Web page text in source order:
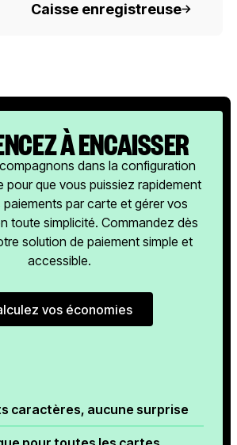
Caisse enregistreuse
À ENCAISSER
dans la configuration
pour que vous puissiez rapidement
par carte et gérer vos
toute simplicité. Commandez dès
solution de paiement simple et
accessible.
Calculez vos économies
vos économies
caractères, aucune surprise